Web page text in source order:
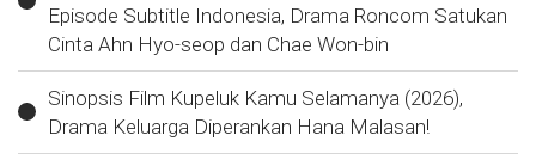
Episode Subtitle Indonesia, Drama Roncom Satukan
Cinta Ahn Hyo-seop dan Chae Won-bin
Sinopsis Film Kupeluk Kamu Selamanya (2026),
Drama Keluarga Diperankan Hana Malasan!